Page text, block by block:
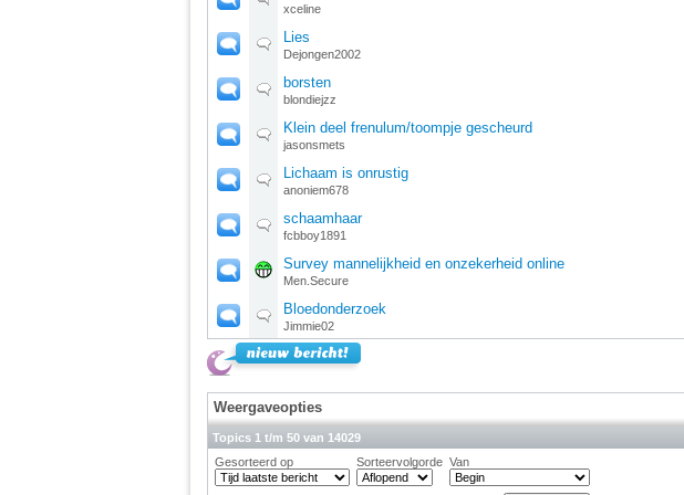
xceline
Lies
Dejongen2002
borsten
blondiejzz
Klein deel frenulum/toompje gescheurd
jasonsmets
Lichaam is onrustig
anoniem678
schaamhaar
fcbboy1891
Survey mannelijkheid en onzekerheid online
Men.Secure
Bloedonderzoek
Jimmie02
Weergaveopties
Topics 1 t/m 50 van 14029
Gesorteerd op
Sorteervolgorde Van